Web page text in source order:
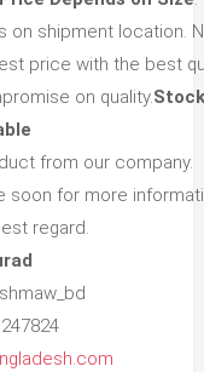
on shipment location.
price with the best
on quality.
from our company.
soon for more
regard.